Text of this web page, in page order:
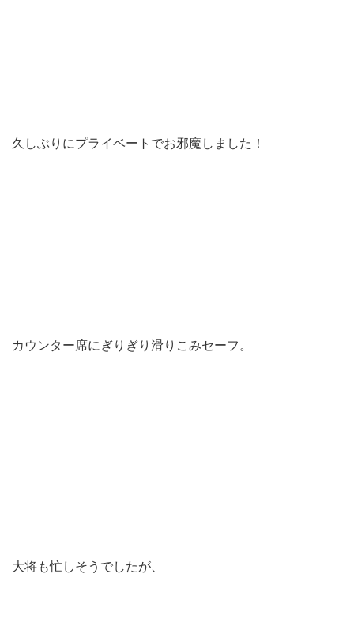
久しぶりにプライベートでお邪魔しました！
カウンター席にぎりぎり滑りこみセーフ。
大将も忙しそうでしたが、